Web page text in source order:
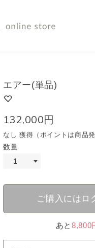
エアー(単品)
132,000円
なし 獲得（ポイントは商品
数量
ご購入にはロ
あと8,800